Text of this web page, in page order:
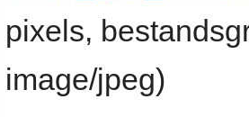
pixels,
image/jpeg)